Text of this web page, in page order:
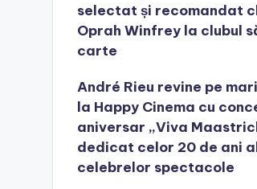
selectat și recomandat
Oprah Winfrey la clubul
carte
André Rieu revine pe
la Happy Cinema cu
aniversar „Viva
dedicat celor 20 de ani
celebrelor spectacole